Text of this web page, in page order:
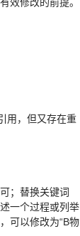
用，但又存在重
；替换关键词
一个过程或列举
可以修改为“B物